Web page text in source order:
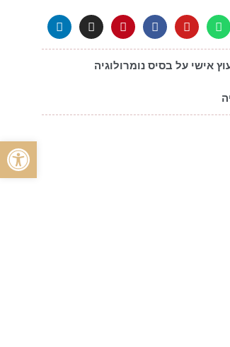
אישי על בסיס נומרולוגיה
פתח